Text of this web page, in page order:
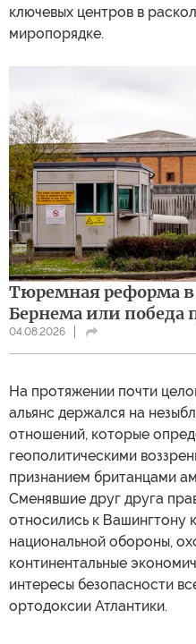
ключевых центров в
миропорядке.
Тюремная реформа
Бернема или победа
04.08.2026
На протяжении почти
альянс держался на
отношений, которые
геополитическими
признанием британцами
Сменявшие друг друга
относились к Вашингтону
национальной обороны,
континентальные
интересы безопасности
ортодоксии Атлантики.